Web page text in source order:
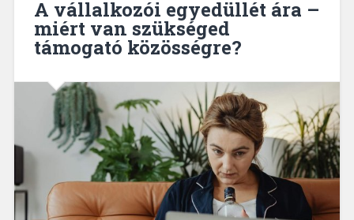
A vállalkozói egyedüllét ára –
miért van szükséged
támogató közösségre?